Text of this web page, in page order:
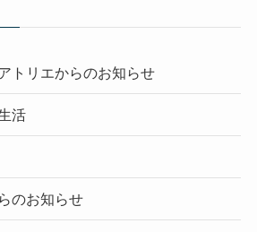
トリエからのお知らせ
活
のお知らせ